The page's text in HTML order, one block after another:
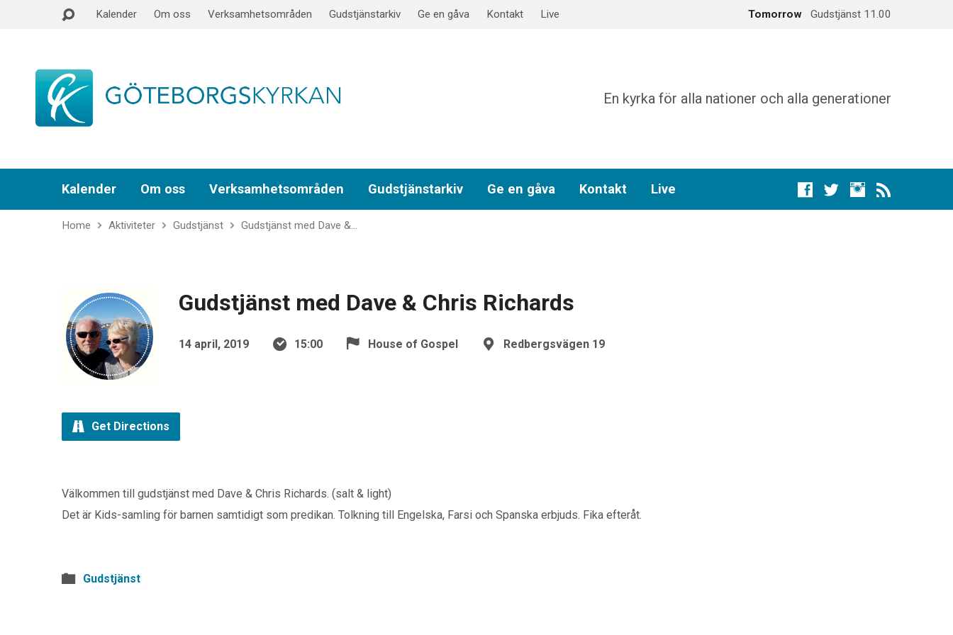
Kalender Om oss Verksamhetsområden Gudstjänstarkiv Ge en gåva Kontakt Live Tomorrow
Gudstjänst 11.00
En kyrka för alla nationer och alla generationer
Kalender Om oss Verksamhetsområden Gudstjänstarkiv Ge en gåva Kontakt Live
Home Aktiviteter Gudstjänst Gudstjänst med Dave &…
Gudstjänst med Dave & Chris Richards
14 april, 2019 15:00 House of Gospel Redbergsvägen 19
Get Directions
Välkommen till gudstjänst med Dave & Chris Richards. (salt & light)
Det är Kids-samling för barnen samtidigt som predikan. Tolkning till Engelska, Farsi och Spanska erbjuds. Fika efteråt.
Gudstjänst